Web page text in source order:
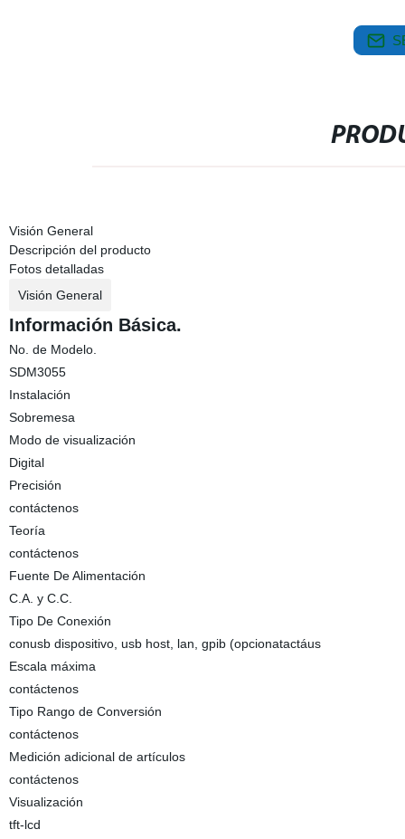
Visión General
Descripción del producto
Fotos detalladas
Visión General
Información Básica.
No. de Modelo.
SDM3055
Instalación
Sobremesa
Modo de visualización
Digital
Precisión
contáctenos
Teoría
contáctenos
Fuente De Alimentación
C.A. y C.C.
Tipo De Conexión
conusb dispositivo, usb host, lan, gpib (opcionatactáus
Escala máxima
contáctenos
Tipo Rango de Conversión
contáctenos
Medición adicional de artículos
contáctenos
Visualización
tft-lcd